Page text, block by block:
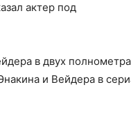
актер под
в двух
и Вейдера в